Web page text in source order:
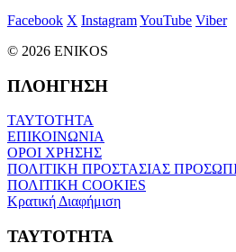
Facebook X InstagramYouTube Viber
© 2026 ENIKOS
ΠΛΟΗΓΗΣΗ
ΤΑΥΤΟΤΗΤΑ
ΕΠΙΚΟΙΝΩΝΙΑ
ΟΡΟΙ ΧΡΗΣΗΣ
ΠΟΛΙΤΙΚΗ ΠΡΟΣΤΑΣΙΑΣ
ΠΟΛΙΤΙΚΗ COOKIES
Κρατική Διαφήμιση
ΤΑΥΤΟΤΗΤΑ